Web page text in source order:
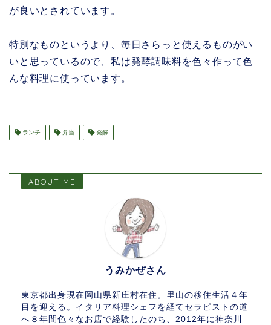
が良いとされています。
特別なものというより、毎日さらっと使えるものがい
いと思っているので、私は発酵調味料を色々作って色
んな料理に使っています。
ランチ 弁当 発酵
ABOUT ME
うみかぜさん
東京都出身現在岡山県新庄村在住。里山の移住生活４年
目を迎える。イタリア料理シェフを経てセラピストの道
へ８年間色々なお店で経験したのち、2012年に神奈川